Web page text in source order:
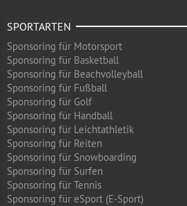
SPORTARTEN
Sponsoring für Motorsport
Sponsoring für Basketball
Sponsoring für Beachvolleyball
Sponsoring für Fußball
Sponsoring für Golf
Sponsoring für Handball
Sponsoring für Leichtathletik
Sponsoring für Reiten
Sponsoring für Snowboarding
Sponsoring für Surfen
Sponsoring für Tennis
Sponsoring für eSport (E-Sport)